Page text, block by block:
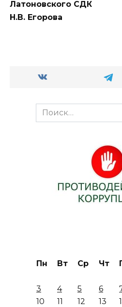
Латоновского СДК
Н.В. Егорова
Search
for:
Пн Вт Ср Чт
3
4 5 6
10
11 12 13